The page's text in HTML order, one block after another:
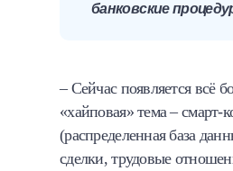
банковские
– Сейчас появляется всё
«хайповая» тема –
(распределенная база
сделки, трудовые